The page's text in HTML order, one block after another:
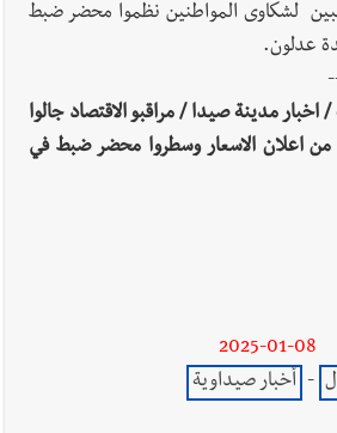
لنزاع طويل
رجل الاعمال الاماراتي خلف الحبتور : 112 شهيداً
لشكاوى المواطنين نظموا محضر ضبط
عدلون.
مدينة صيدا / مراقبو الاقتصاد جالوا
اعلان الاسعار وسطروا محضر ضبط في
2025-01-08
- أخبار صيداوية